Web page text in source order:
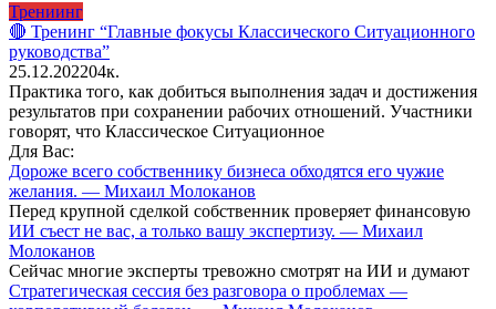
Трениинг
🔴 Тренинг “Главные фокусы Классического Ситуационного
руководства”
25.12.202204к.
Практика того, как добиться выполнения задач и достижения
результатов при сохранении рабочих отношений. Участники
говорят, что Классическое Ситуационное
Для Вас:
Дороже всего собственнику бизнеса обходятся его чужие
желания. — Михаил Молоканов
Перед крупной сделкой собственник проверяет финансовую
ИИ съест не вас, а только вашу экспертизу. — Михаил
Молоканов
Сейчас многие эксперты тревожно смотрят на ИИ и думают
Стратегическая сессия без разговора о проблемах —